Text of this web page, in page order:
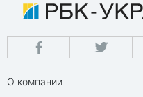
О компании